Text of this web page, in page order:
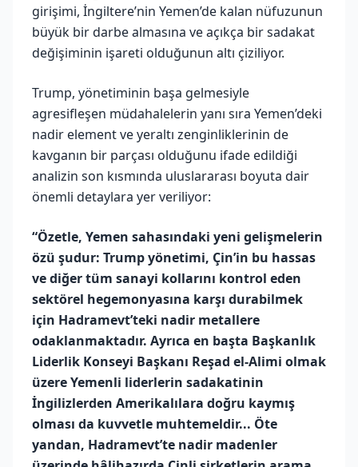
girişimi, İngiltere’nin Yemen’de kalan nüfuzunun
büyük bir darbe almasına ve açıkça bir sadakat
değişiminin işareti olduğunun altı çiziliyor.
Trump, yönetiminin başa gelmesiyle
agresifleşen müdahalelerin yanı sıra Yemen’deki
nadir element ve yeraltı zenginliklerinin de
kavganın bir parçası olduğunu ifade edildiği
analizin son kısmında uluslararası boyuta dair
önemli detaylara yer veriliyor:
“Özetle, Yemen sahasındaki yeni gelişmelerin
özü şudur: Trump yönetimi, Çin’in bu hassas
ve diğer tüm sanayi kollarını kontrol eden
sektörel hegemonyasına karşı durabilmek
için Hadramevt’teki nadir metallere
odaklanmaktadır. Ayrıca en başta Başkanlık
Liderlik Konseyi Başkanı Reşad el-Alimi olmak
üzere Yemenli liderlerin sadakatinin
İngilizlerden Amerikalılara doğru kaymış
olması da kuvvetle muhtemeldir... Öte
yandan, Hadramevt’te nadir madenler